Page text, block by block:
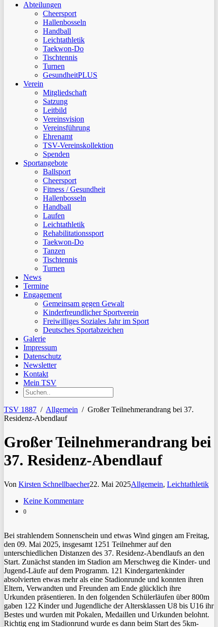
SuchenAbteilungen
Cheersport
Hallenbosseln
Handball
Leichtathletik
Taekwon-Do
Tischtennis
Turnen
GesundheitPLUS
Verein
Mitgliedschaft
Satzung
Leitbild
Vereinsvision
Vereinsführung
Ehrenamt
TSV-Vereinskollektion
Spenden
Sportangebote
Ballsport
Cheersport
Fitness / Gesundheit
Hallenbosseln
Handball
Laufen
Leichtathletik
Rehabilitationssport
Taekwon-Do
Tanzen
Tischtennis
Turnen
News
Termine
Engagement
Gemeinsam gegen Gewalt
Kinderfreundlicher Sportverein
Freiwilliges Soziales Jahr im Sport
Deutsches Sportabzeichen
Galerie
Impressum
Datenschutz
Newsletter
Kontakt
Mein TSV
TSV 1887 / Allgemein / Großer Teilnehmerandrang bei 37.
Residenz-Abendlauf
Großer Teilnehmerandrang bei
37. Residenz-Abendlauf
Von Kirsten Schnellbaecher22. Mai 2025Allgemein, Leichtathletik
Keine Kommentare
0
Bei strahlendem Sonnenschein und etwas Wind gingen am Freitag,
den 09. Mai 2025, insgesamt 1251 Teilnehmer auf den
unterschiedlichen Distanzen des 37. Residenz-Abendlaufs an den
Start. Zunächst standen im Stadion am Merschweg die Kinder- und
Jugend-Läufe auf dem Programm. 121 Kindergartenkinder
absolvierten etwas mehr als eine Stadionrunde und konnten ihren
Eltern, Verwandten und Freunden am Ende glücklich ihre
Urkunden präsentieren. In den folgenden Schülerläufen über 800m
gaben 122 Kinder und Jugendliche der Altersklassen U8 bis U16 ihr
Bestes und wurden mit Pokalen, Medaillen und Urkunden belohnt.
Richtig eng im Stadionrund wurde es dann beim Start des 5km-